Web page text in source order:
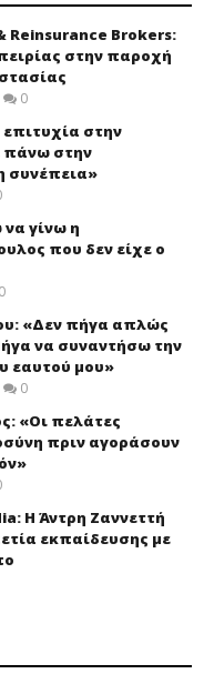
Reinsurance Brokers:
στην παροχή
0
στην
πάνω στην
συνέπεια»
γίνω η
που δεν είχε ο
0
«Δεν πήγα απλώς
να συναντήσω την
εαυτού μου»
0
«Οι πελάτες
πριν αγοράσουν
Η Άντρη Ζαννεττή
εκπαίδευσης με